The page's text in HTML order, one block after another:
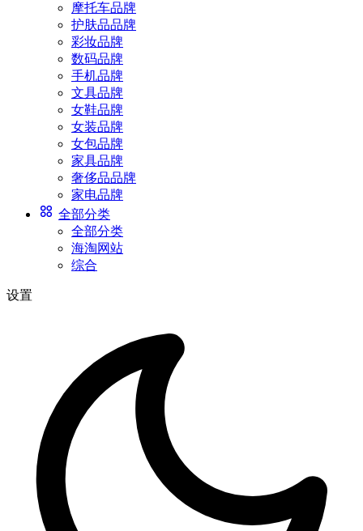
摩托车品牌
护肤品品牌
彩妆品牌
数码品牌
手机品牌
文具品牌
女鞋品牌
女装品牌
女包品牌
家具品牌
奢侈品品牌
家电品牌
全部分类
全部分类
海淘网站
综合
设置